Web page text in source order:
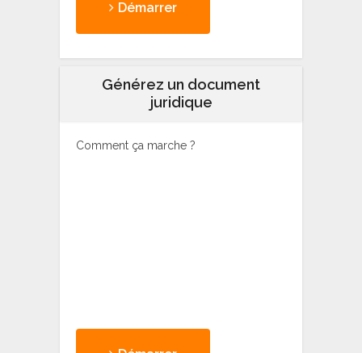
Démarrer
Générez un document
juridique
Comment ça marche ?